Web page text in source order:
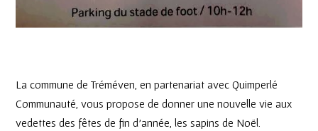
La commune de Tréméven, en partenariat avec Quimperlé
Communauté, vous propose de donner une nouvelle vie aux
vedettes des fêtes de fin d’année, les sapins de Noël.